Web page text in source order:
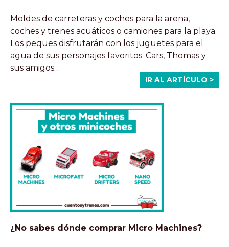
Moldes de carreteras y coches para la arena,
coches y trenes acuáticos o camiones para la playa.
Los peques disfrutarán con los juguetes para el
agua de sus personajes favoritos: Cars, Thomas y
sus amigos…
IR AL ARTÍCULO >
¿No sabes dónde comprar Micro Machines?